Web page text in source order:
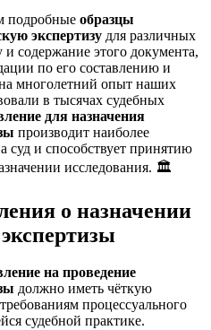
подробные образцы
экспертизу для различных
и содержание этого документа,
по его составлению и
многолетний опыт наших
в тысячах судебных
для назначения
производит наиболее
суд и способствует принятию
исследования. 🏛️
о назначении
на проведение
должно иметь чёткую
процессуального
судебной практике.